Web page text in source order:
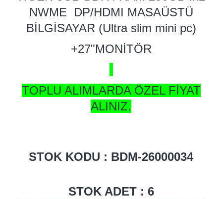
NWME DP/HDMI MASAÜSTÜ
BİLGİSAYAR (Ultra slim mini pc)
+27"MONİTÖR
TOPLU ALIMLARDA ÖZEL FİYAT
ALINIZ.
STOK KODU : BDM-26000034
STOK ADET : 6